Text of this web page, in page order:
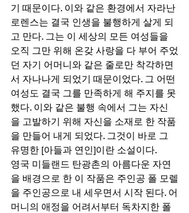
기 때문이다. 이와 같은 환경에서 자라난
로렌스는 결국 인생을 불행하게 살게 되
고 만다. 그는 이 세상의 모든 여성들을
오직 그만 위해 온갖 사랑을 다 부어 주었
던 자기 어머니와 같은 줄로만 착각하면
서 자나나게 되었기 때문이었다. 그 어떤
여성도 결국 그를 만족하게 해 주지를 못
했다. 이와 같은 불행 속에서 그는 자신
을 고발하기 위해 자신을 소재로 한 작품
을 만들어 내게 되었다. 그것이 바로 그
유명한 [아들과 연인]이란 소설이다.
영국 미들랜드 탄광촌의 아름다운 자연
을 배경으로 한 이 작품은 주인공 폴 모렐
을 주인공으로 내 세우면서 시작 된다. 어
머니의 애정을 어려서부터 독차지한 폴